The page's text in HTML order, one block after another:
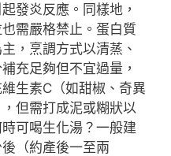
發炎反應。同樣地，
需嚴格禁止。蛋白質
，烹調方式以清蒸、
充足夠但不宜過量，
生素C（如甜椒、奇異
但需打成泥或糊狀以
可喝生化湯？一般建
（約產後一至兩